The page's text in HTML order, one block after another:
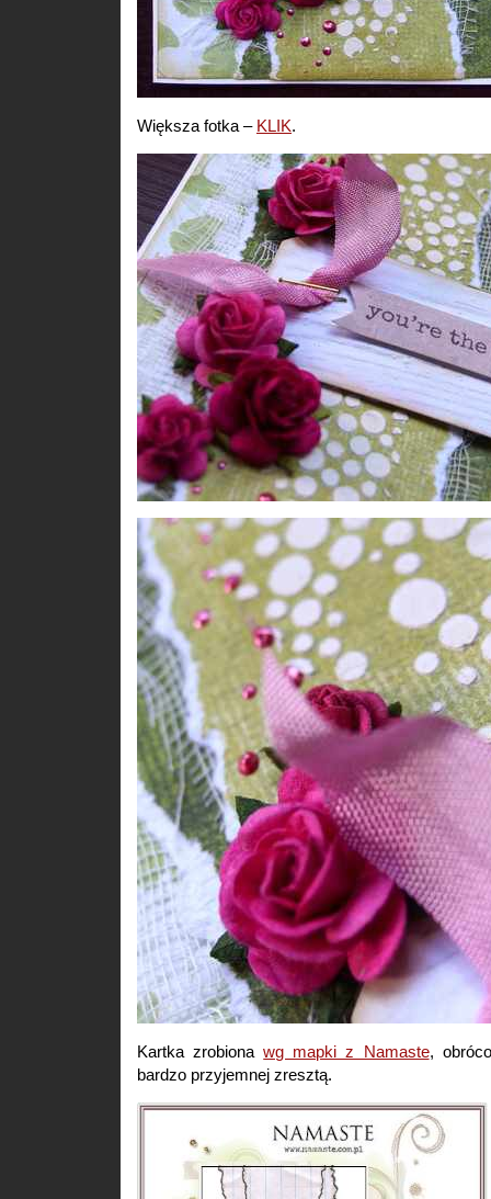
Większa fotka – KLIK.
Kartka zrobionawg mapki z Namaste,
bardzo przyjemnej zresztą.